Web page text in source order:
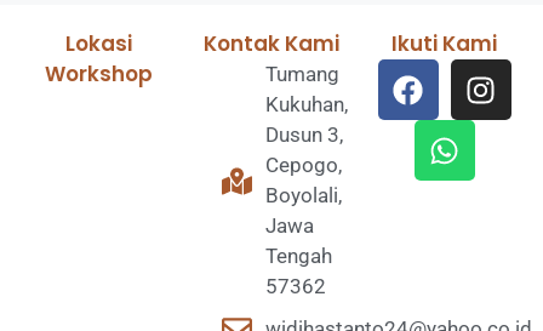
Lokasi
Workshop
Kontak Kami
Tumang
Kukuhan,
Dusun 3,
Cepogo,
Boyolali,
Jawa
Tengah
57362
Ikuti Kami